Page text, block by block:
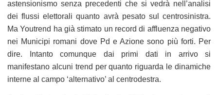
astensionismo senza precedenti che si vedrà nell’analisi
dei flussi elettorali quanto avrà pesato sul centrosinistra.
Ma Youtrend ha già stimato un record di affluenza negativo
nei Municipi romani dove Pd e Azione sono più forti. Per
dire. Intanto comunque dai primi dati in arrivo si
manifestano alcuni trend per quanto riguarda le dinamiche
interne al campo ‘alternativo’ al centrodestra.